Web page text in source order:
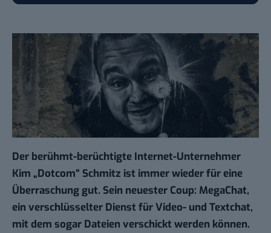
Der berühmt-berüchtigte Internet-Unternehmer
Kim „Dotcom“ Schmitz ist immer wieder für eine
Überraschung gut. Sein neuester Coup: MegaChat,
ein verschlüsselter Dienst für Video- und Textchat,
mit dem sogar Dateien verschickt werden können.